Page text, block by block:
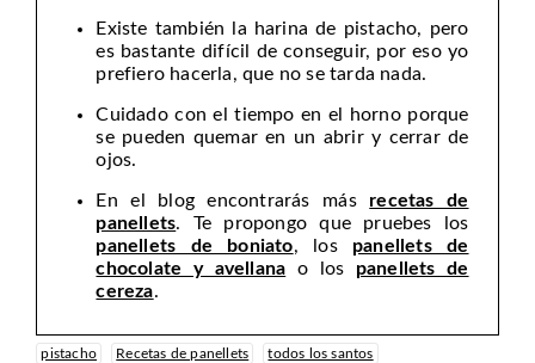
Existe también la harina de pistacho, pero
es bastante difícil de conseguir, por eso yo
prefiero hacerla, que no se tarda nada.
Cuidado con el tiempo en el horno porque
se pueden quemar en un abrir y cerrar de
ojos.
En el blog encontrarás más recetas de
panellets. Te propongo que pruebes los
panellets de boniato, los panellets de
chocolate y avellana o los panellets de
cereza.
pistacho Recetas de panellets todos los santos